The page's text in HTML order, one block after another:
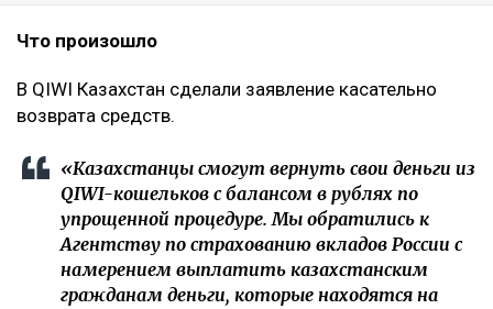
Что произошло
В QIWI Казахстан сделали заявление касательно
возврата средств.
«Казахстанцы смогут вернуть свои деньги из
QIWI-кошельков с балансом в рублях по
упрощенной процедуре. Мы обратились к
Агентству по страхованию вкладов России с
намерением выплатить казахстанским
гражданам деньги, которые находятся на